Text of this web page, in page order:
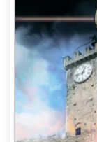
и справок,
автора.
Однако в
себя в
же? Вряд
Поэтому